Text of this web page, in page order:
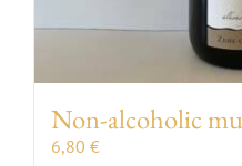
Non-alcoholic
6,80 €